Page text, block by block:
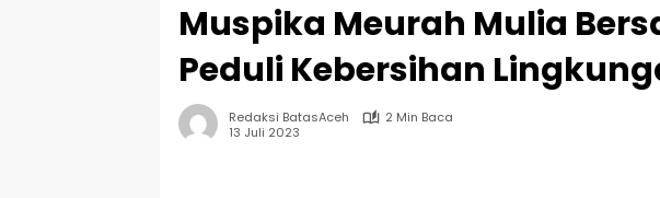
Muspika Meurah Mulia
Peduli Kebersihan
Redaksi BatasAceh
2 Min Baca
13 Juli 2023